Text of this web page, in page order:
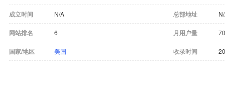
成立时间 N/A 总部地址
网站排名 6 月用户量
国家/地区 美国 收录时间